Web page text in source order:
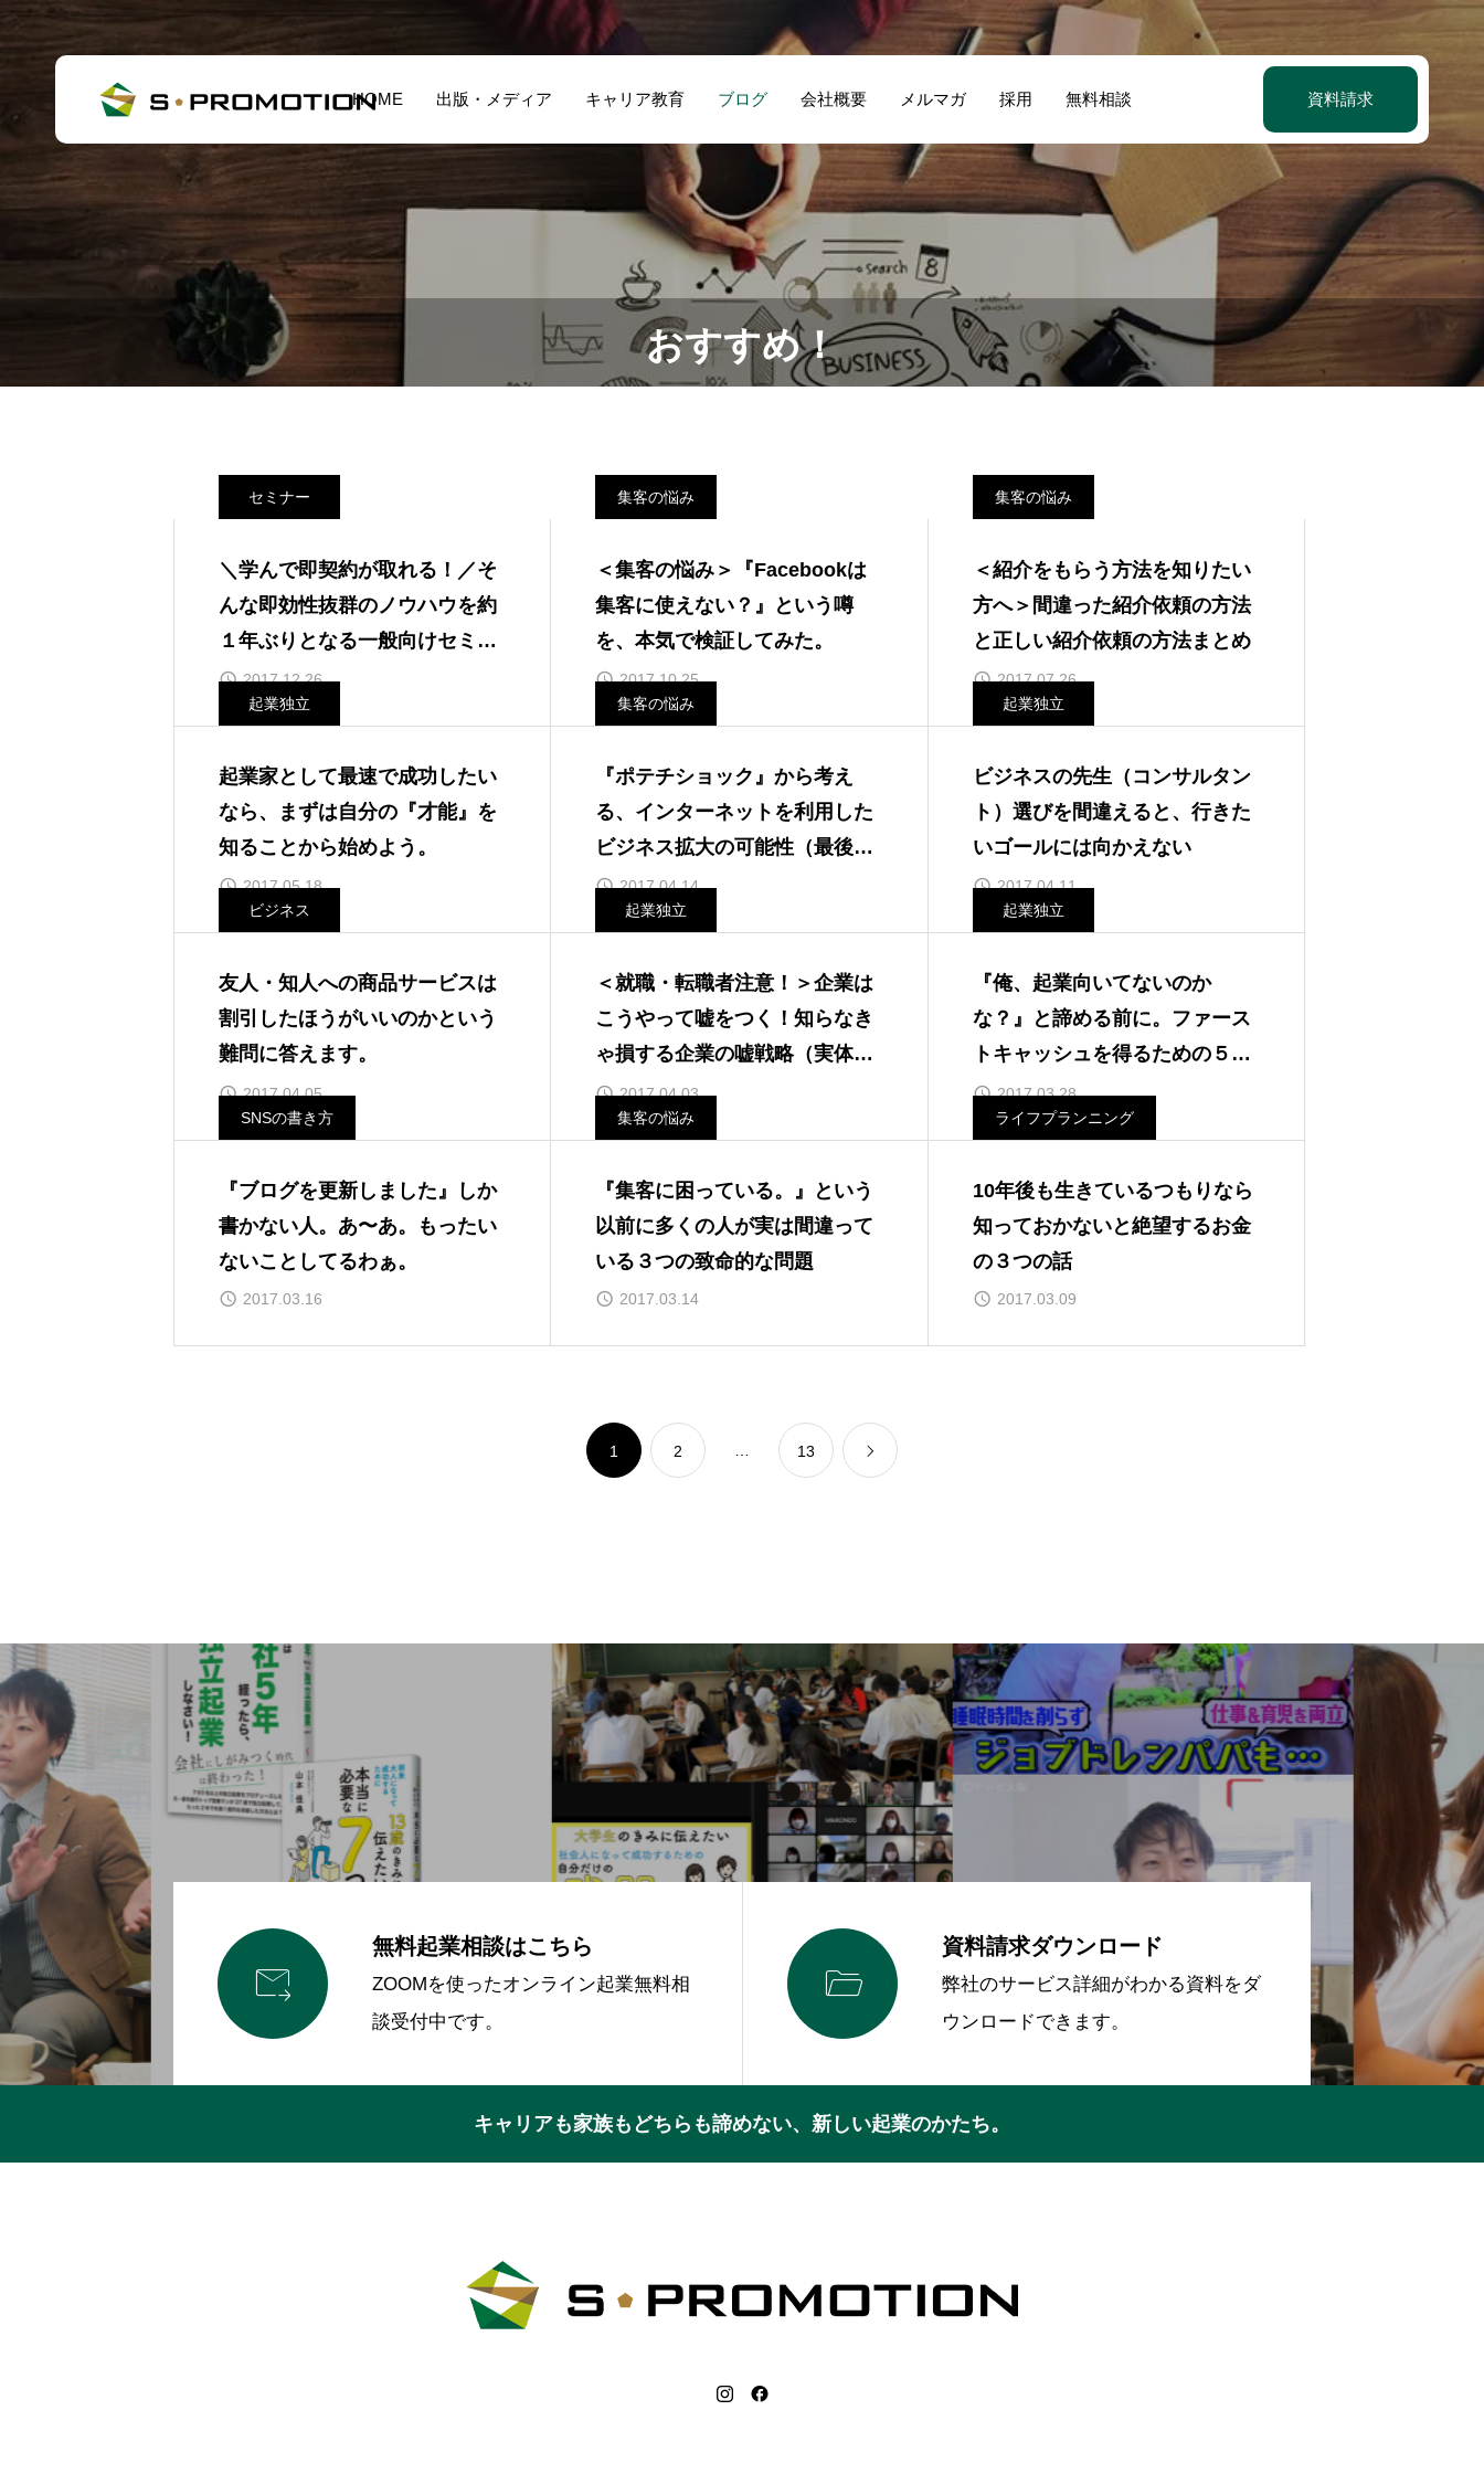
HOME 出版・メディア キャリア教育 ブログ 会社概要 メルマガ 採用 無料相談 資料請求
おすすめ！
セミナー
＼学んで即契約が取れる！／そ
んな即効性抜群のノウハウを約
１年ぶりとなる一般向けセミナ
ーで公開します！
2017.12.26
集客の悩み
＜集客の悩み＞『Facebookは
集客に使えない？』という噂
を、本気で検証してみた。
2017.10.25
集客の悩み
＜紹介をもらう方法を知りたい
方へ＞間違った紹介依頼の方法
と正しい紹介依頼の方法まとめ
2017.07.26
起業独立
起業家として最速で成功したい
なら、まずは自分の『才能』を
知ることから始めよう。
2017.05.18
集客の悩み
『ポテチショック』から考え
る、インターネットを利用した
ビジネス拡大の可能性（最後に
おまけつき）
2017.04.14
起業独立
ビジネスの先生（コンサルタン
ト）選びを間違えると、行きた
いゴールには向かえない
2017.04.11
ビジネス
友人・知人への商品サービスは
割引したほうがいいのかという
難問に答えます。
2017.04.05
起業独立
＜就職・転職者注意！＞企業は
こうやって嘘をつく！知らなき
ゃ損する企業の嘘戦略（実体験
アリ）
2017.04.03
起業独立
『俺、起業向いてないのか
な？』と諦める前に。ファース
トキャッシュを得るための５つ
のポイント
2017.03.28
SNSの書き方
『ブログを更新しました』しか
書かない人。あ〜あ。もったい
ないことしてるわぁ。
2017.03.16
集客の悩み
『集客に困っている。』という
以前に多くの人が実は間違って
いる３つの致命的な問題
2017.03.14
ライフプランニング
10年後も生きているつもりなら
知っておかないと絶望するお金
の３つの話
2017.03.09
1 2 13

無料起業相談はこちら
ZOOMを使ったオンライン起業無料相
談受付中です。

資料請求ダウンロード
弊社のサービス詳細がわかる資料をダ
ウンロードできます。
キャリアも家族もどちらも諦めない、新しい起業のかたち。